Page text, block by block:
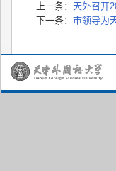
上一条： 天外召开
下一条： 市领导为